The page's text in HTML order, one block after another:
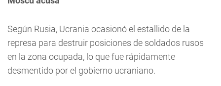
Según Rusia, Ucrania ocasionó el estallido de la
represa para destruir posiciones de soldados rusos
en la zona ocupada, lo que fue rápidamente
desmentido por el gobierno ucraniano.